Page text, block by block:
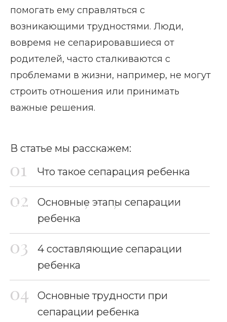
Главная страница Блог Сепарация ребенка
помогать ему справляться с
возникающими трудностями. Люди,
вовремя не сепарировавшиеся от
родителей, часто сталкиваются с
проблемами в жизни, например, не могут
строить отношения или принимать
важные решения.
В статье мы расскажем:
Что такое сепарация ребенка
Основные этапы сепарации
ребенка
4 составляющие сепарации
ребенка
Основные трудности при
сепарации ребенка